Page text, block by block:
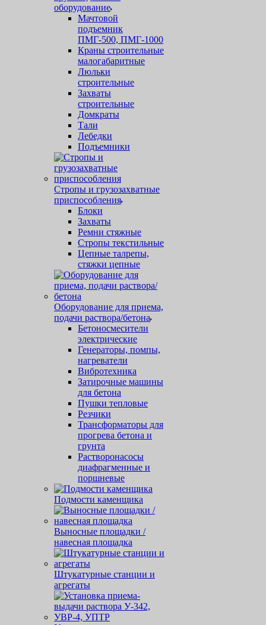
оборудование
Мачтовой
подъемник
ПМГ-500, ПМГ-1000
Краны строительные
малогабаритные
Люльки
строительные
Захваты
строительные
Домкраты
Тали
Лебедки
Подъемники
Стропы и грузозахватные
приспособления
Блоки
Захваты
Ремни стяжные
Стропы текстильные
Цепные талрепы,
стяжки цепные
Оборудование для приема,
подачи раствора/бетона
Бетоносмесители
электрические
Генераторы, помпы,
нагреватели
Вибротехника
Затирочные машины
для бетона
Пушки тепловые
Резчики
Трансформаторы для
прогрева бетона и
грунта
Растворонасосы
диафрагменные и
поршневые
Подмости каменщика
Выносные площадки /
навесная площадка
Штукатурные станции и
агрегаты